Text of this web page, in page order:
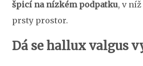
špicí na nízkém podpatku, v
prsty prostor.
Dá se hallux valgus